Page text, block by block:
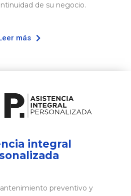
de su negocio.
más
integral
preventivo y